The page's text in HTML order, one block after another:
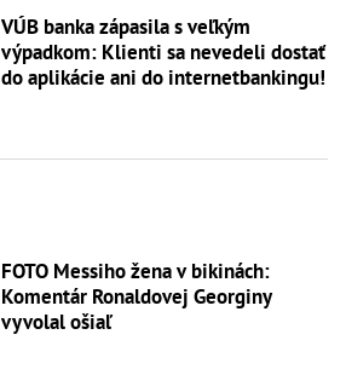
VÚB banka zápasila s veľkým
výpadkom: Klienti sa nevedeli dostať
do aplikácie ani do internetbankingu!
FOTO Messiho žena v bikinách:
Komentár Ronaldovej Georginy
vyvolal ošiaľ